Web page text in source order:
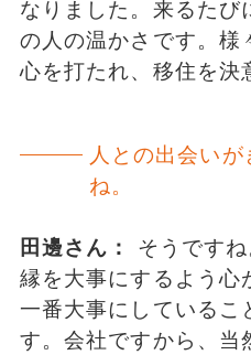
なりました。来るたび
の人の温かさです。様
心を打たれ、移住を決
人との出会い
ね。
田邊さん：
そうです
縁を大事にするよう心
一番大事にしているこ
す。会社ですから、当